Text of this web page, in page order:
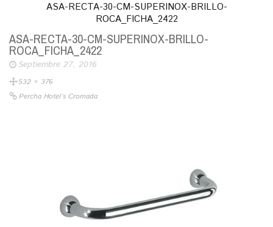
ASA-RECTA-30-CM-SUPERINOX-BRILLO-
ROCA_FICHA_2422
ASA-RECTA-30-CM-SUPERINOX-BRILLO-
ROCA_FICHA_2422
Septiembre 27, 2016
532 × 376
Percha Hotel’s Cromada